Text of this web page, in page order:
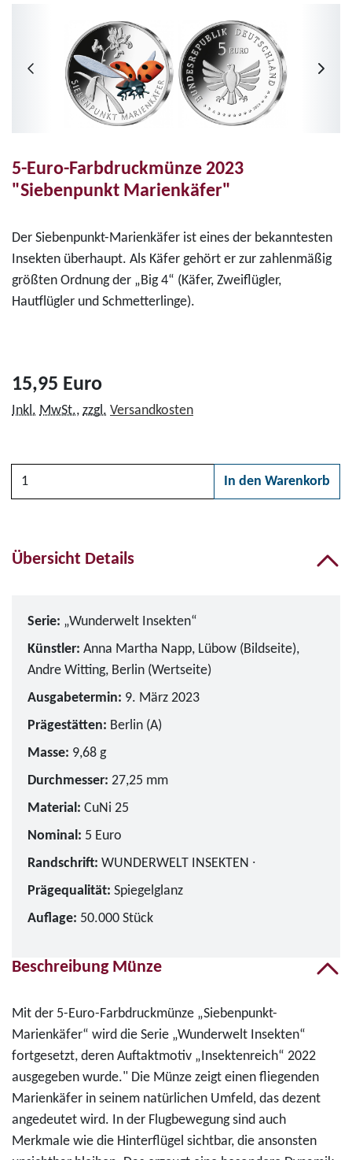
5-Euro-Farbdruckmünze 2023
"Siebenpunkt Marienkäfer"
Der Siebenpunkt-Marienkäfer ist eines der bekanntesten
Insekten überhaupt. Als Käfer gehört er zur zahlenmäßig
größten Ordnung der „Big 4“ (Käfer, Zweiflügler,
Hautflügler und Schmetterlinge).
15,95 Euro
Inkl. MwSt., zzgl. Versandkosten
Anzahl
In den Warenkorb
Übersicht Details
Serie: „Wunderwelt Insekten“
Künstler: Anna Martha Napp, Lübow (Bildseite),
Andre Witting, Berlin (Wertseite)
Ausgabetermin: 9. März 2023
Prägestätten: Berlin (A)
Masse: 9,68 g
Durchmesser: 27,25 mm
Material: CuNi 25
Nominal: 5 Euro
Randschrift: WUNDERWELT INSEKTEN ∙
Prägequalität: Spiegelglanz
Auflage: 50.000 Stück
Beschreibung Münze
Mit der 5-Euro-Farbdruckmünze „Siebenpunkt-
Marienkäfer“ wird die Serie „Wunderwelt Insekten“
fortgesetzt, deren Auftaktmotiv „Insektenreich“ 2022
ausgegeben wurde." Die Münze zeigt einen fliegenden
Marienkäfer in seinem natürlichen Umfeld, das dezent
angedeutet wird. In der Flugbewegung sind auch
Merkmale wie die Hinterflügel sichtbar, die ansonsten